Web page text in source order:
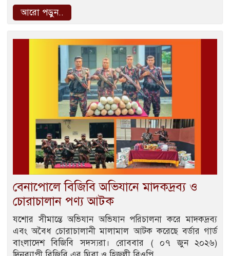
আরো পড়ুন..
বেনাপোলে বিজিবি অভিযানে মাদকদ্রব্য ও
চোরাচালান পণ্য আটক
যশোর সীমান্তে অভিযান অভিযান পরিচালনা করে মাদকদ্রব্য
এবং অবৈধ চোরাচালানী মালামাল আটক করেছে বর্ডার গার্ড
বাংলাদেশ বিজিবি সদস্যরা। রোববার ( ০৭ জুন ২০২৬)